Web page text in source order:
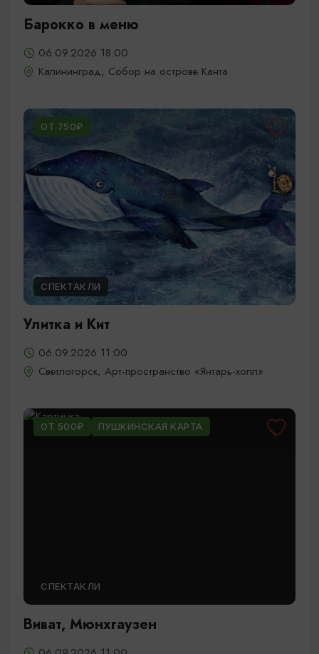
Барокко в меню
06.09.2026 18:00
Калининград, Собор на острове Канта
ОТ 750₽
СПЕКТАКЛИ
Улитка и Кит
06.09.2026 11:00
Светлогорск, Арт-пространство «Янтарь-холл»
ОТ 500₽ ПУШКИНСКАЯ КАРТА
СПЕКТАКЛИ
Виват, Мюнхгаузен